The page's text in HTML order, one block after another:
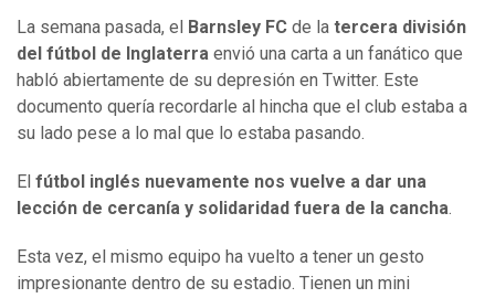
La semana pasada, el Barnsley FC de la tercera división
del fútbol de Inglaterra envió una carta a un fanático que
habló abiertamente de su depresión en Twitter. Este
documento quería recordarle al hincha que el club estaba a
su lado pese a lo mal que lo estaba pasando.
El fútbol inglés nuevamente nos vuelve a dar una
lección de cercanía y solidaridad fuera de la cancha.
Esta vez, el mismo equipo ha vuelto a tener un gesto
impresionante dentro de su estadio. Tienen un mini